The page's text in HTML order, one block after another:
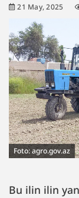
21 May, 2025
Foto: agro.gov.az
Bu ilin ilin